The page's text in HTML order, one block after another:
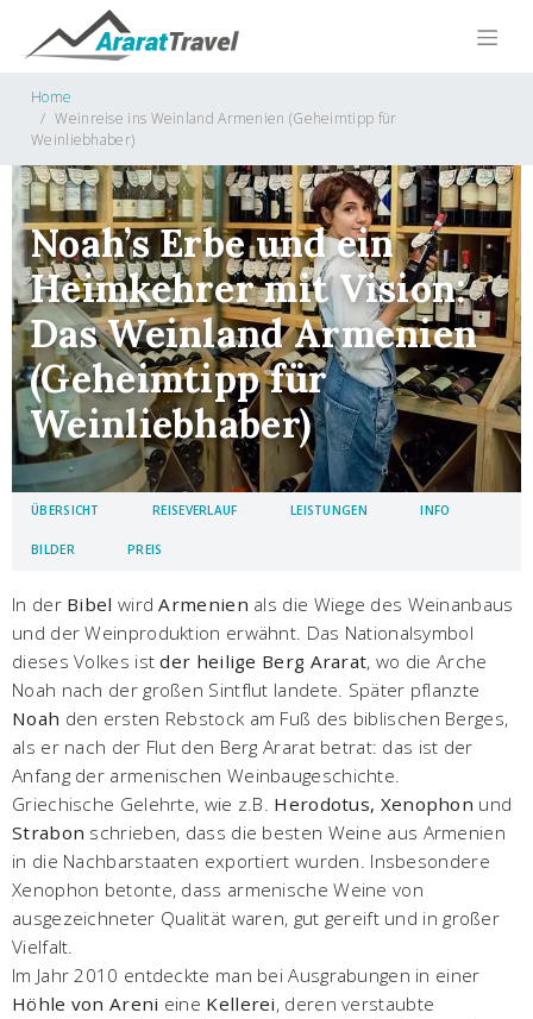
Home
Weinreise ins Weinland Armenien (Geheimtipp für
Weinliebhaber)
Noah’s Erbe und ein
Heimkehrer mit Vision:
Das Weinland Armenien
(Geheimtipp für
Weinliebhaber)
ÜBERSICHT REISEVERLAUF LEISTUNGEN INFO
BILDER PREIS
In der Bibel wirdArmenien als die Wiege des Weinanbaus
und der Weinproduktion erwähnt. Das Nationalsymbol
dieses Volkes ist der heilige Berg Ararat, wo die Arche
Noah nach der großen Sintflut landete. Später pflanzte
Noah den ersten Rebstock am Fuß des biblischen Berges,
als er nach der Flut den Berg Ararat betrat: das ist der
Anfang der armenischen Weinbaugeschichte.
Griechische Gelehrte, wie z.B. Herodotus, Xenophon und
Strabon schrieben, dass die besten Weine aus Armenien
in die Nachbarstaaten exportiert wurden. Insbesondere
Xenophon betonte, dass armenische Weine von
ausgezeichneter Qualität waren, gut gereift und in großer
Vielfalt.
Im Jahr 2010 entdeckte man bei Ausgrabungen in einer
Höhle von Areni eine Kellerei, deren verstaubte